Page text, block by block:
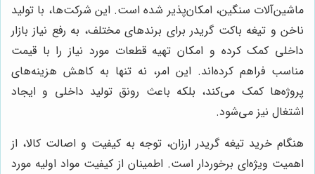
ماشین‌آلات سنگین، امکان‌پذیر شده است. این شرکت‌ها، با تولید
ناخن و تیغه باکت گریدر برای برندهای مختلف، به رفع نیاز بازار
داخلی کمک کرده و امکان تهیه قطعات مورد نیاز را با قیمت
مناسب فراهم کرده‌اند. این امر، نه تنها به کاهش هزینه‌های
پروژه‌ها کمک می‌کند، بلکه باعث رونق تولید داخلی و ایجاد
اشتغال نیز می‌شود.
هنگام خرید تیغه گریدر ارزان، توجه به کیفیت و اصالت کالا، از
اهمیت ویژه‌ای برخوردار است. اطمینان از کیفیت مواد اولیه مورد